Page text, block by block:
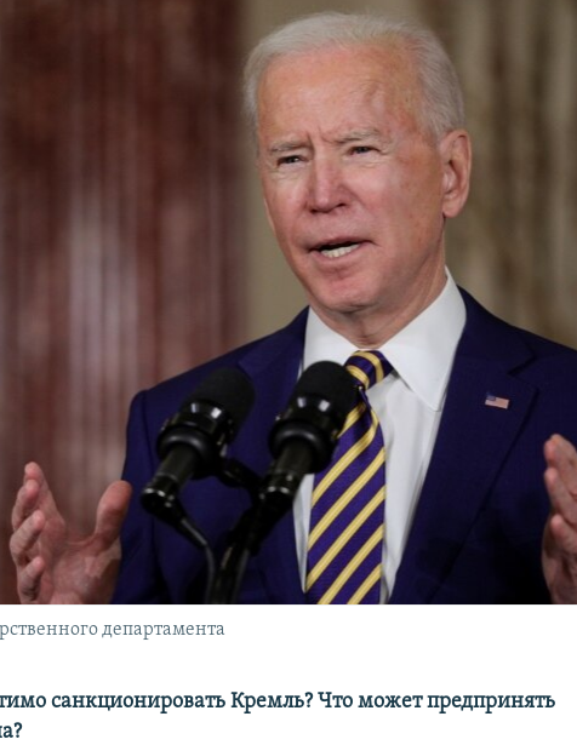
департамента
санкционировать Кремль? Что может предпринять